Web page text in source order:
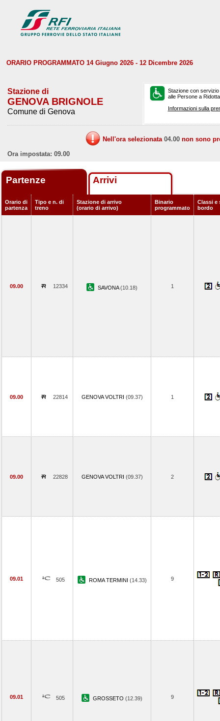
ORARIO PROGRAMMATO 14 Giugno 2026 - 12 Dicembre 2026
Stazione di
GENOVA BRIGNOLE
Comune di Genova
Stazione con
alle Persone a
Informazioni sulla
Nell'ora selezionata 04.00 non sono
Ora impostata: 09.00
Partenze Arrivi
Orario di
partenza
Tipo e n. di
treno
Stazione di arrivo
(orario di arrivo)
Binario
programmato
Classi e
bordo
09.00 12334 SAVONA(10.18) 1
09.00 22814 GENOVA VOLTRI (09.37) 1
09.00 22828 GENOVA VOLTRI (09.37) 2
09.01 505 ROMA TERMINI (14.33) 9
09.01 505 GROSSETO (12.39) 9